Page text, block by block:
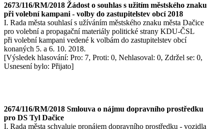
2673/116/RM/2018 Žádost o souhlas s užitím městského znaku
při volební kampani - volby do zastupitelstev obcí 2018
I. Rada města souhlasí s užíváním městského znaku města Dačice
pro volební a propagační materiály politické strany KDU-ČSL
při volební kampani vedené k volbám do zastupitelstev obcí
konaných 5. a 6. 10. 2018.
[Výsledek hlasování: Pro: 7, Proti: 0, Nehlasoval: 0, Zdržel se: 0,
Usnesení bylo: Přijato]
2674/116/RM/2018 Smlouva o nájmu dopravního prostředku
pro DS Tyl Dačice
I. Rada města schvaluje pronájem dopravního prostředku - vozidla